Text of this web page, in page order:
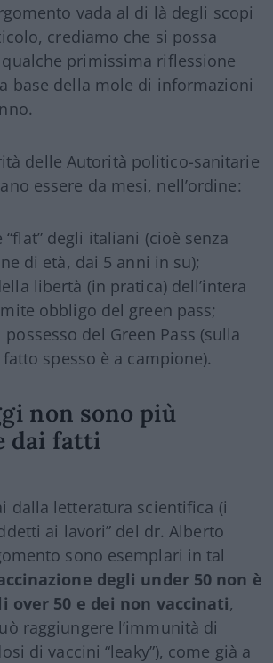
vada al di là degli scopi
crediamo che si possa
primissima riflessione
base della mole di informazioni
delle Autorità politico-sanitarie
essere da mesi, nell’ordine:
“flat” degli italiani (cioè senza
di età, dai 5 anni in su);
libertà (in pratica) dell’intera
obbligo del green pass;
del Green Pass (sulla
spesso è a campione).
non sono più
dai fatti
dalla letteratura scientifica (i
ai lavori” del dr. Alberto
sono esemplari in tal
degli under 50 non è
over 50 e dei non vaccinati,
raggiungere l’immunità di
di vaccini “leaky”), come già a